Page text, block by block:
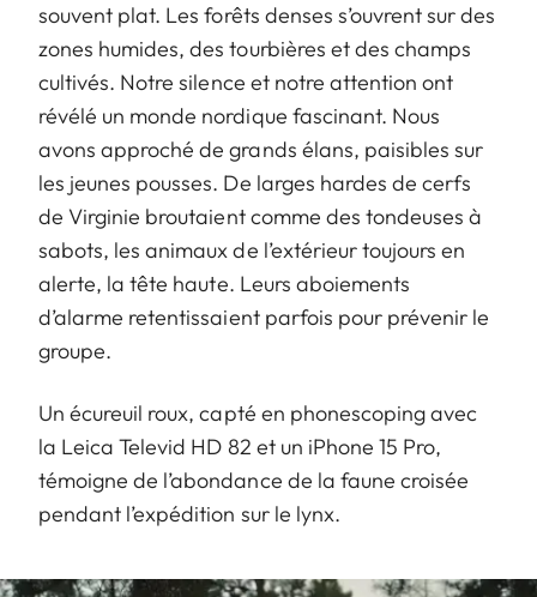
souvent plat. Les forêts denses s’ouvrent sur des
zones humides, des tourbières et des champs
cultivés. Notre silence et notre attention ont
révélé un monde nordique fascinant. Nous
avons approché de grands élans, paisibles sur
les jeunes pousses. De larges hardes de cerfs
de Virginie broutaient comme des tondeuses à
sabots, les animaux de l’extérieur toujours en
alerte, la tête haute. Leurs aboiements
d’alarme retentissaient parfois pour prévenir le
groupe.
Un écureuil roux, capté en phonescoping avec
la Leica Televid HD 82 et un iPhone 15 Pro,
témoigne de l’abondance de la faune croisée
pendant l’expédition sur le lynx.